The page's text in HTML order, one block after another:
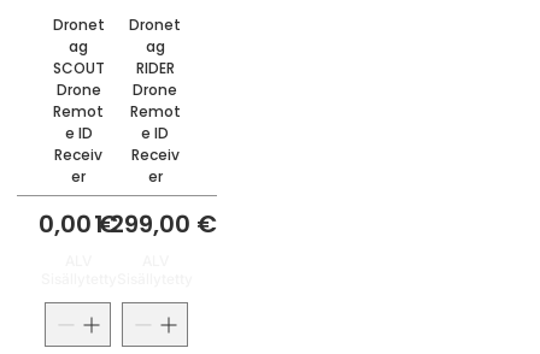
Dronet
ag
SCOUT
Drone
Remot
e ID
Receiv
er
Hinta
0,00 €
Dronet
ag
RIDER
Drone
Remot
e ID
Receiv
er
Hinta
1 299,00 €